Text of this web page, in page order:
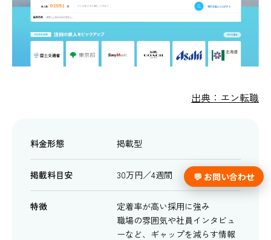
出典：エン転職
料金形態 掲載型
掲載料目安 30万円／4週間
特徴
定着率が高い採用に強み
職場の雰囲気や社員インタビュ
ーなど、ギャップを減らす情報
💬 お問い合わせ